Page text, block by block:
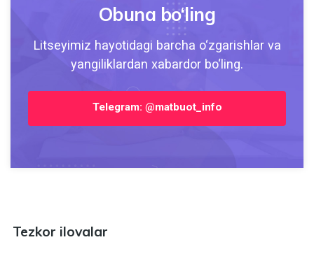
Obuna bo‘ling
Litseyimiz hayotidagi barcha o‘zgarishlar va
yangiliklardan xabardor bo‘ling.
Telegram: @matbuot_info
Tezkor ilovalar